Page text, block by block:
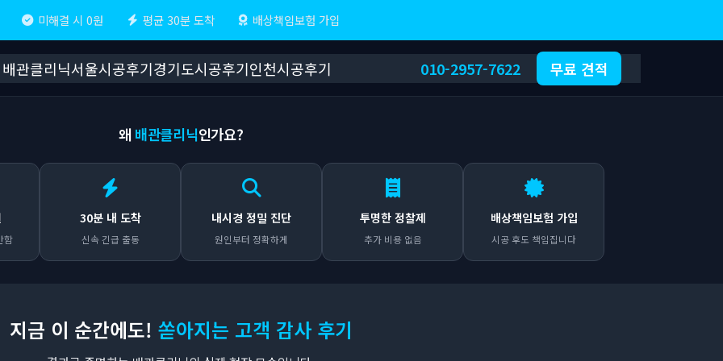
미해결 시 0원 평균 30분 도착 배상책임보험 가입
배관클리닉서울시공후기경기도시공후기인천시공후기 010-2957-7622 무료 견적
왜 배관클리닉인가요?
함
30분 내 도착
신속 긴급 출동
내시경 정밀 진단
원인부터 정확하게
투명한 정찰제
추가 비용 없음
배상책임보험 가입
시공 후도 책임집니다
지금 이 순간에도! 쏟아지는 고객 감사 후기